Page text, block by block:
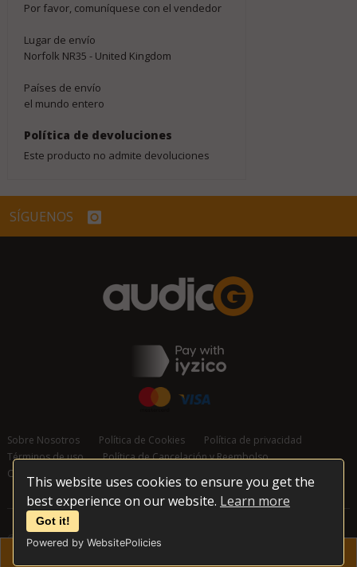
This website uses cookies to ensure you get the
best experience on our website. Learn more
Got it!
Powered by WebsitePolicies
Por favor, comuníquese con el vendedor
Lugar de envío
Norfolk NR35 - United Kingdom
Países de envío
el mundo entero
Política de devoluciones
Este producto no admite devoluciones
SÍGUENOS
Sobre Nosotros Política de Cookies
Política de privacidad
Términos de uso
Política de Cancelación y Reembolso
Contáctanos
© 2026 audioG - Todos los derechos reservados